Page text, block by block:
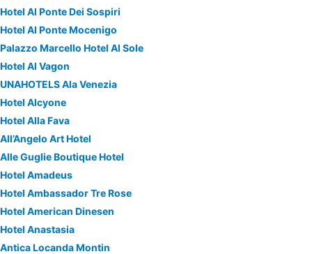
Hotel Al Ponte Dei Sospiri
Hotel Al Ponte Mocenigo
Palazzo Marcello Hotel Al Sole
Hotel Al Vagon
UNAHOTELS Ala Venezia
Hotel Alcyone
Hotel Alla Fava
All’Angelo Art Hotel
Alle Guglie Boutique Hotel
Hotel Amadeus
Hotel Ambassador Tre Rose
Hotel American Dinesen
Hotel Anastasia
Antica Locanda Montin